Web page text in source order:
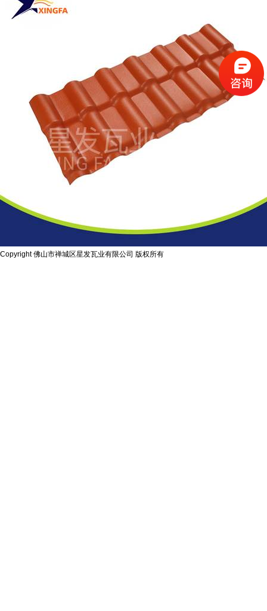
Copyright 佛山市禅城区星发瓦业有限公司 版权所有